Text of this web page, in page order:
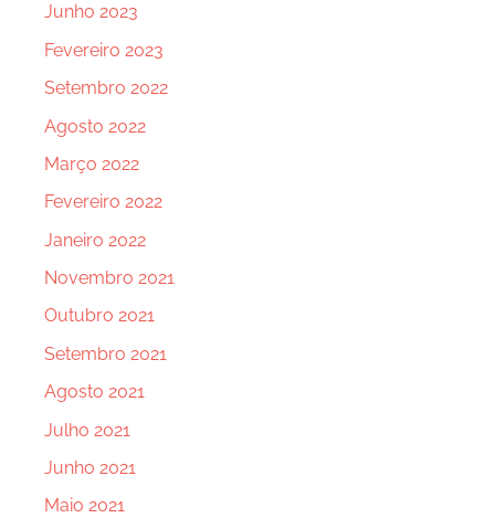
Junho 2023
Fevereiro 2023
Setembro 2022
Agosto 2022
Março 2022
Fevereiro 2022
Janeiro 2022
Novembro 2021
Outubro 2021
Setembro 2021
Agosto 2021
Julho 2021
Junho 2021
Maio 2021